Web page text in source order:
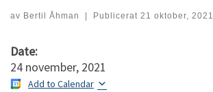
av Bertil Åhman | Publicerat 21 oktober, 2021
Date:
24 november, 2021
Add to Calendar